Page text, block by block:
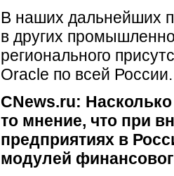
В наших дальнейших
в других
регионального
Oracle по всей России.
CNews.ru:
то мнение, что при
предприятиях в
модулей